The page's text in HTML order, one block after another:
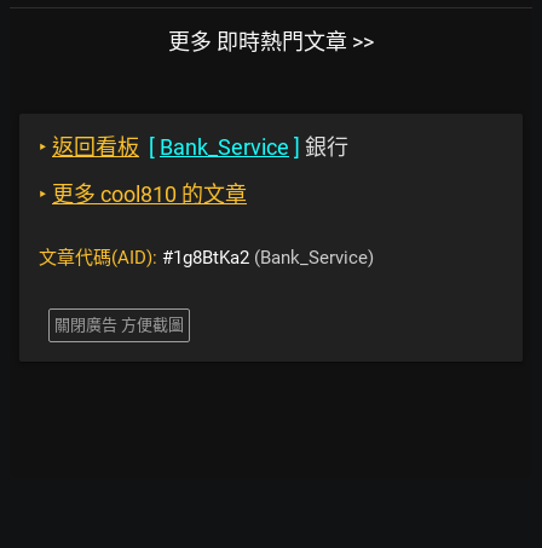
更多 即時熱門文章 >>
‣ 返回看板 [ Bank_Service ] 銀行
‣ 更多 cool810 的文章
文章代碼(AID): #1g8BtKa2 (Bank_Service)
關閉廣告 方便截圖